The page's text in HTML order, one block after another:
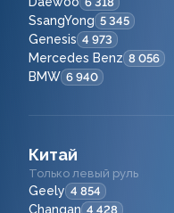
SsangYong 5 345
Genesis 4 973
Mercedes Benz 8 056
BMW 6 940
Китай
Только левый руль
Geely 4 854
Changan 4 428